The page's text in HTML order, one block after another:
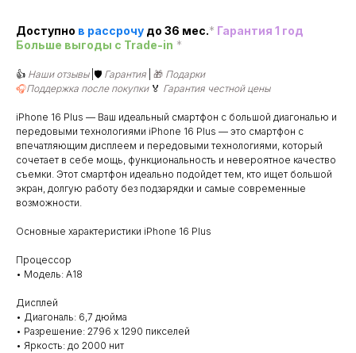
Доступно в рассрочу до 36 мес.* Гарантия 1 год
Больше выгоды c Trade-in *
👍 Наши отзывы |🛡️ Гарантия 🎁 Подарки
🎧Поддержка после покупки 🏅 Гарантия честной цены
iPhone 16 Plus — Ваш идеальный смартфон с большой диагональю и
передовыми технологиями iPhone 16 Plus — это смартфон с
впечатляющим дисплеем и передовыми технологиями, который
сочетает в себе мощь, функциональность и невероятное качество
съемки. Этот смартфон идеально подойдет тем, кто ищет большой
экран, долгую работу без подзарядки и самые современные
возможности.
Основные характеристики iPhone 16 Plus
Процессор
• Модель: A18
Дисплей
• Диагональ: 6,7 дюйма
• Разрешение: 2796 x 1290 пикселей
• Яркость: до 2000 нит